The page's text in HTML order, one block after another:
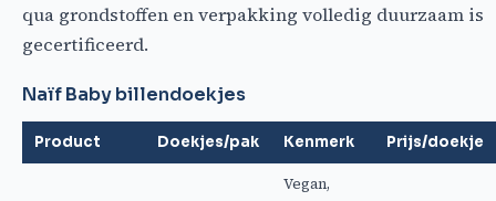
qua grondstoffen en verpakking volledig duurzaam is
gecertificeerd.
Naïf Baby billendoekjes
Product Doekjes/pak Kenmerk Prijs/doekje
Vegan,